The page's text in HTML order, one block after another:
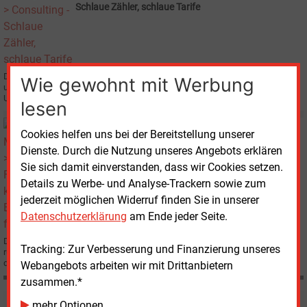
Wie gewohnt mit Werbung
lesen
Cookies helfen uns bei der Bereitstellung unserer
Dienste. Durch die Nutzung unseres Angebots erklären
Sie sich damit einverstanden, dass wir Cookies setzen.
Details zu Werbe- und Analyse-Trackern sowie zum
jederzeit möglichen Widerruf finden Sie in unserer
Datenschutzerklärung am Ende jeder Seite.
Tracking: Zur Verbesserung und Finanzierung unseres
Webangebots arbeiten wir mit Drittanbietern
zusammen.*
Schlaue Zähler, schlaue Tarife
Die neue Messzugangsverordnung soll den Markt für Dienstleistungen rund
um den Zähler verändern; Herausforderungen und Chancen daraus zeigen
Ulrich Rosen und Christoph Aretz*.
E&M CONSULTING
Finanzkrise könnte zur Energiekrise führen
Das Beratungsunternehmen Capgemini warnt davor, dass wegen
rückläufiger Investitionen die Energieversorgung in Europa nach dem Ende
des derzeitigen wirtschaftlichen Abschwungs gefährdet sein könnte.